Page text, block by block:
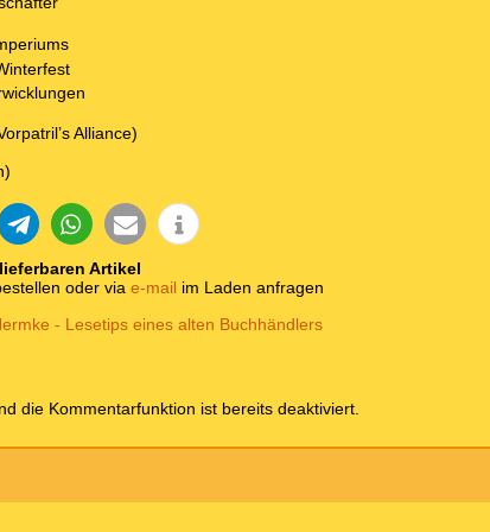
Alliance)
Artikel
oder viae-mail im Laden anfragen
- Lesetips eines alten Buchhändlers
die Kommentarfunktion ist bereits deaktiviert.